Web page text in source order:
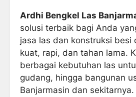
Ardhi Bengkel Las
solusi terbaik bagi Anda
jasa las dan konstruksi besi
kuat, rapi, dan tahan lama.
berbagai kebutuhan las
gudang, hingga bangunan
Banjarmasin dan sekitarnya.